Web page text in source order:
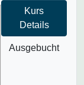
Kurs
Details
Ausgebucht